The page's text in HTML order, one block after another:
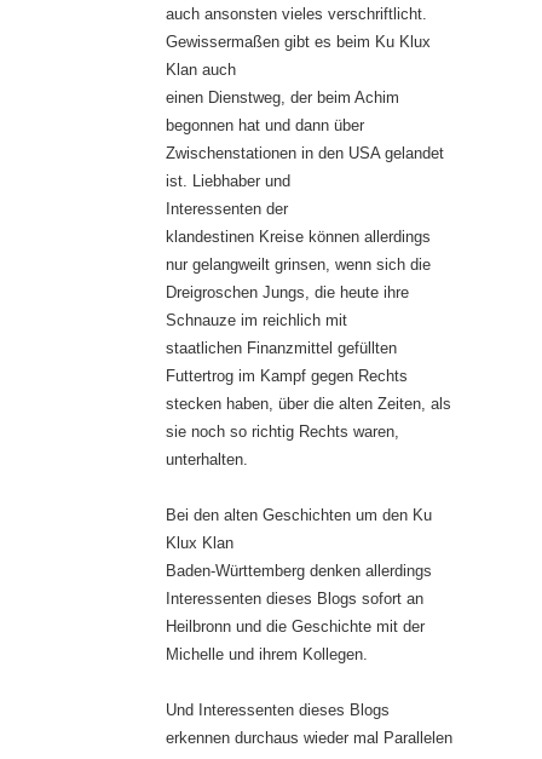
auch ansonsten vieles verschriftlicht.
Gewissermaßen gibt es beim Ku Klux
Klan auch
einen Dienstweg, der beim Achim
begonnen hat und dann über
Zwischenstationen in den USA gelandet
ist. Liebhaber und
Interessenten der
klandestinen Kreise können allerdings
nur gelangweilt grinsen, wenn sich die
Dreigroschen Jungs, die heute ihre
Schnauze im reichlich mit
staatlichen Finanzmittel gefüllten
Futtertrog im Kampf gegen Rechts
stecken haben, über die alten Zeiten, als
sie noch so richtig Rechts waren,
unterhalten.
Bei den alten Geschichten um den Ku
Klux Klan
Baden-Württemberg denken allerdings
Interessenten dieses Blogs sofort an
Heilbronn und die Geschichte mit der
Michelle und ihrem Kollegen.
Und Interessenten dieses Blogs
erkennen durchaus wieder mal Parallelen